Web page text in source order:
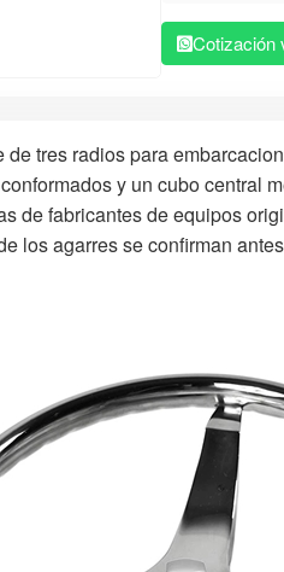
Cotización
de tres radios para
y un cubo central
de fabricantes de equipos
los agarres se confirman